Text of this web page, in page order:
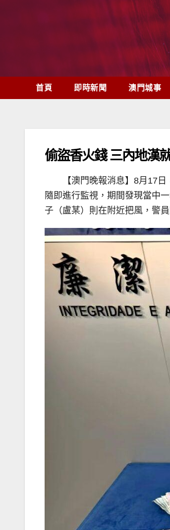
首頁 即時新聞 澳門城事
偷盜香火錢 三內地漢
【澳門晚報消息】8月17
隨即進行監視，期間發現當中
子（盧某）則在附近把風，警